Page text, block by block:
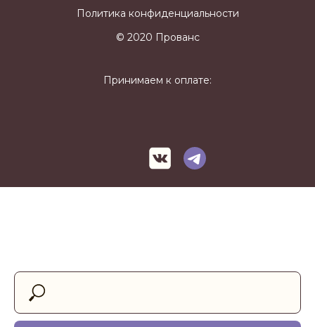
© 2020 Прованс
Политика конфиденциальности
Принимаем к оплате: